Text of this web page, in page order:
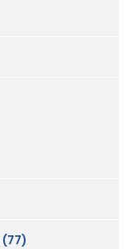
(77)